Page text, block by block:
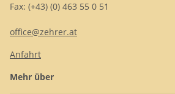
Fax: (+43) (0) 463 55 0 51
office@zehrer.at
Anfahrt
Mehr über